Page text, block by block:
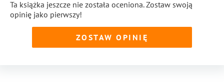
Ta książka jeszcze nie została oceniona. Zostaw swoją
opinię jako pierwszy!
ZOSTAW OPINIĘ